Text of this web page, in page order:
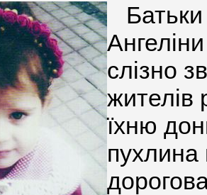
слізно
жителів
їхню
пухлина